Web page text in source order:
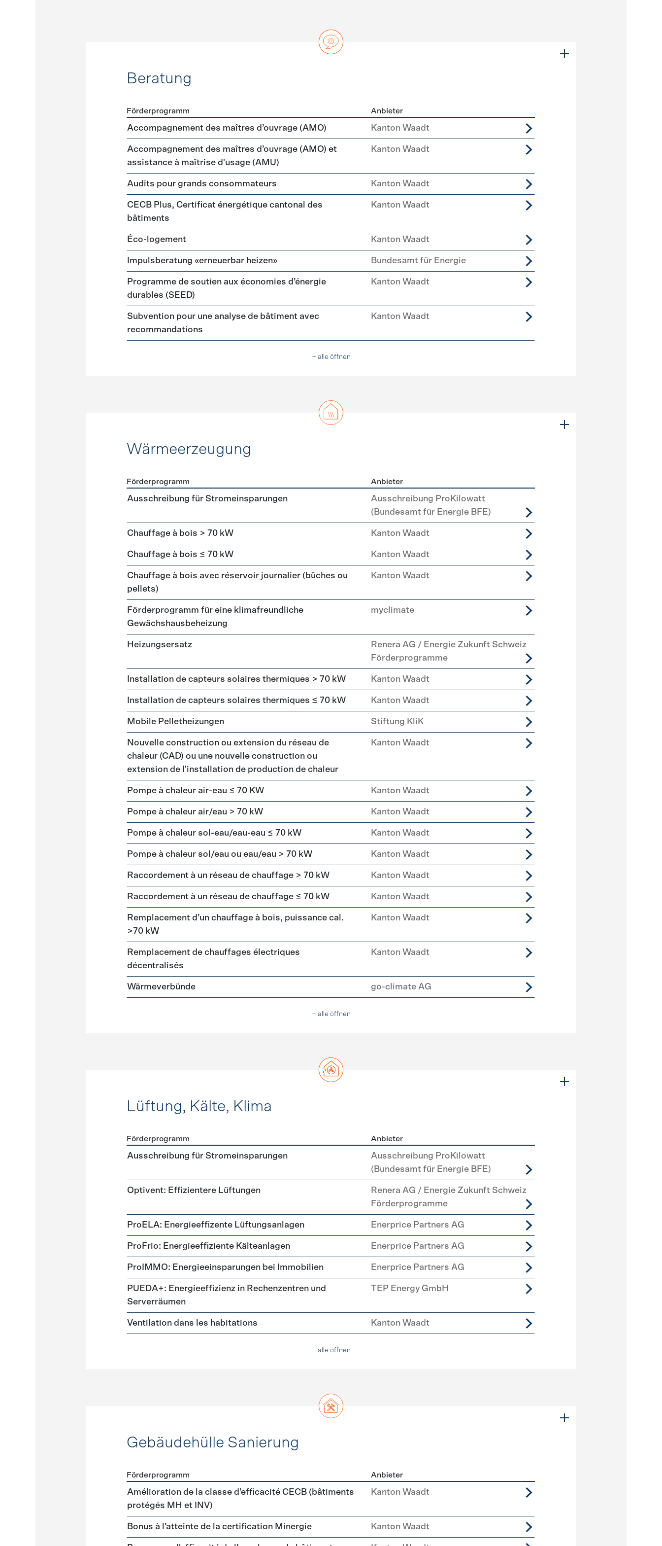
Beratung
Förderprogramme Beratung
Förderprogramm Anbieter
Accompagnement des maîtres d’ouvrage (AMO) Kanton Waadt
Accompagnement des maîtres d’ouvrage (AMO) et
assistance à maîtrise d'usage (AMU)
Kanton Waadt
Audits pour grands consommateurs Kanton Waadt
CECB Plus, Certificat énergétique cantonal des
bâtiments
Kanton Waadt
Éco-logement Kanton Waadt
Impulsberatung «erneuerbar heizen» Bundesamt für Energie
Programme de soutien aux économies d’énergie
durables (SEED)
Kanton Waadt
Subvention pour une analyse de bâtiment avec
recommandations
Kanton Waadt
+ alle öffnen
Wärmeerzeugung
Förderprogramme Wärmeerzeugung
Förderprogramm Anbieter
Ausschreibung für Stromeinsparungen
Ausschreibung ProKilowatt
(Bundesamt für Energie BFE)
Chauffage à bois > 70 kW Kanton Waadt
Chauffage à bois ≤ 70 kW Kanton Waadt
Chauffage à bois avec réservoir journalier (bûches ou
pellets)
Kanton Waadt
Förderprogramm für eine klimafreundliche
Gewächshausbeheizung
myclimate
Heizungsersatz
Renera AG / Energie Zukunft Schweiz
Förderprogramme
Installation de capteurs solaires thermiques > 70 kW Kanton Waadt
Installation de capteurs solaires thermiques ≤ 70 kW Kanton Waadt
Mobile Pelletheizungen Stiftung KliK
Nouvelle construction ou extension du réseau de
chaleur (CAD) ou une nouvelle construction ou
extension de l'installation de production de chaleur
Kanton Waadt
Pompe à chaleur air-eau ≤ 70 KW Kanton Waadt
Pompe à chaleur air/eau > 70 kW Kanton Waadt
Pompe à chaleur sol-eau/eau-eau ≤ 70 kW Kanton Waadt
Pompe à chaleur sol/eau ou eau/eau > 70 kW Kanton Waadt
Raccordement à un réseau de chauffage > 70 kW Kanton Waadt
Raccordement à un réseau de chauffage ≤ 70 kW Kanton Waadt
Remplacement d’un chauffage à bois, puissance cal.
>70 kW
Kanton Waadt
Remplacement de chauffages électriques
décentralisés
Kanton Waadt
Wärmeverbünde go-climate AG
+ alle öffnen
Lüftung, Kälte, Klima
Förderprogramme Lüftung, Kälte, Klima
Förderprogramm Anbieter
Ausschreibung für Stromeinsparungen
Ausschreibung ProKilowatt
(Bundesamt für Energie BFE)
Optivent: Effizientere Lüftungen
Renera AG / Energie Zukunft Schweiz
Förderprogramme
ProELA: Energieeffizente Lüftungsanlagen Enerprice Partners AG
ProFrio: Energieeffiziente Kälteanlagen Enerprice Partners AG
ProIMMO: Energieeinsparungen bei Immobilien Enerprice Partners AG
PUEDA+: Energieeffizienz in Rechenzentren und
Serverräumen
TEP Energy GmbH
Ventilation dans les habitations Kanton Waadt
+ alle öffnen
Gebäudehülle Sanierung
Förderprogramme Gebäudehülle Sanierung
Förderprogramm Anbieter
Amélioration de la classe d'efficacité CECB (bâtiments
protégés MH et INV)
Kanton Waadt
Bonus à l’atteinte de la certification Minergie Kanton Waadt